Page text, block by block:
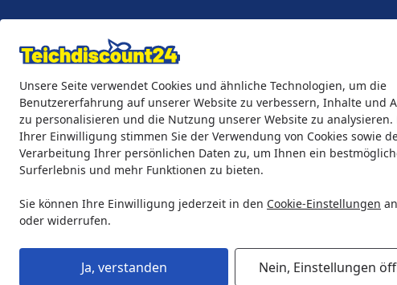
Unsere Seite verwendet Cookies und ähnliche Technologien, um die
Benutzererfahrung auf unserer Website zu verbessern, Inhalte und
zu personalisieren und die Nutzung unserer Website zu analysieren.
Ihrer Einwilligung stimmen Sie der Verwendung von Cookies sowie
Verarbeitung Ihrer persönlichen Daten zu, um Ihnen ein
Surferlebnis und mehr Funktionen zu bieten.
Sie können Ihre Einwilligung jederzeit in den Cookie-Einstellungen
oder widerrufen.
Ja, verstanden Nein, Einstellungen
Eigene Montage-Teams
Teichprodukte Aquaristik Söll Teichpflege & Fischfutter
Gardenforma Abdeckung für Gasflaschen, Baumstamm-Optik